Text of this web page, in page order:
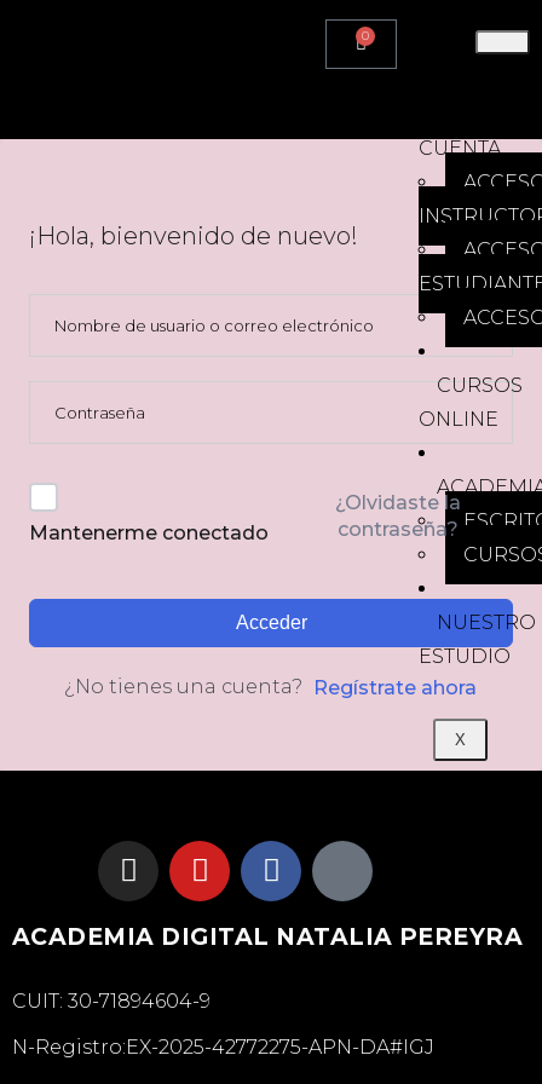
0
CUENTA
CURSOS
ONLINE
NUESTRO
ESTUDIO
X
¡Hola, bienvenido de nuevo!
Mantenerme conectado
¿Olvidaste la
contraseña?
Acceder
¿No tienes una cuenta? Regístrate ahora
ACADEMIA DIGITAL NATALIA PEREYRA
CUIT: 30-71894604-9
N-Registro:EX-2025-42772275-APN-DA#IGJ